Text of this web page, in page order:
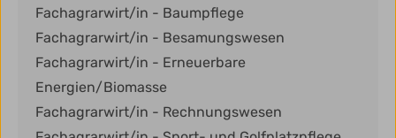
Fachagrarwirt/in - Baumpflege
Fachagrarwirt/in - Besamungswesen
Fachagrarwirt/in - Erneuerbare
Energien/Biomasse
Fachagrarwirt/in - Rechnungswesen